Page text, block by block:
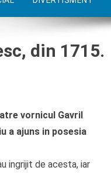
din 1715.
vornicul Gavril
a ajuns in posesia
ingrijit de acesta, iar